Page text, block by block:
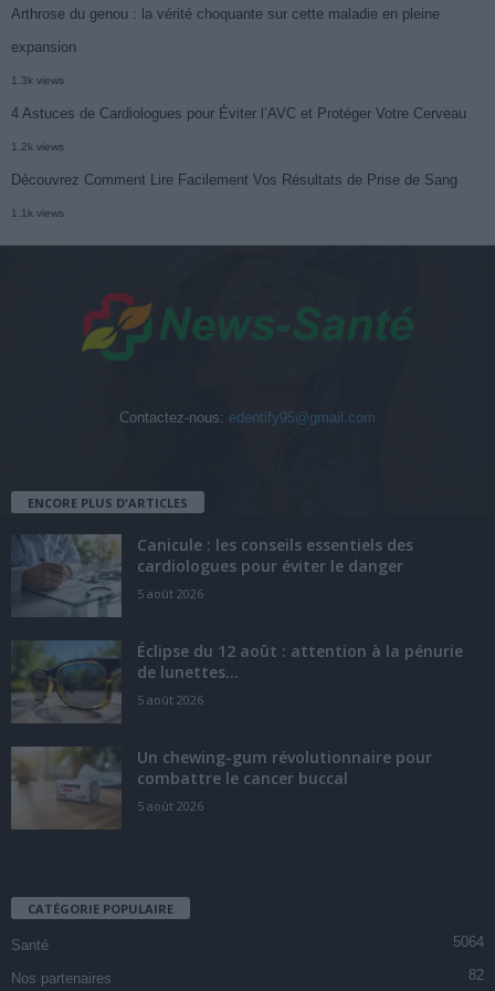
Arthrose du genou : la vérité choquante sur cette maladie en pleine
expansion
1.3k views
4 Astuces de Cardiologues pour Éviter l’AVC et Protéger Votre Cerveau
1.2k views
Découvrez Comment Lire Facilement Vos Résultats de Prise de Sang
1.1k views
Contactez-nous: edentify95@gmail.com
ENCORE PLUS D'ARTICLES
Canicule : les conseils essentiels des
cardiologues pour éviter le danger
5 août 2026
Éclipse du 12 août : attention à la pénurie
de lunettes...
5 août 2026
Un chewing-gum révolutionnaire pour
combattre le cancer buccal
5 août 2026
CATÉGORIE POPULAIRE
Santé 5064
Nos partenaires 82